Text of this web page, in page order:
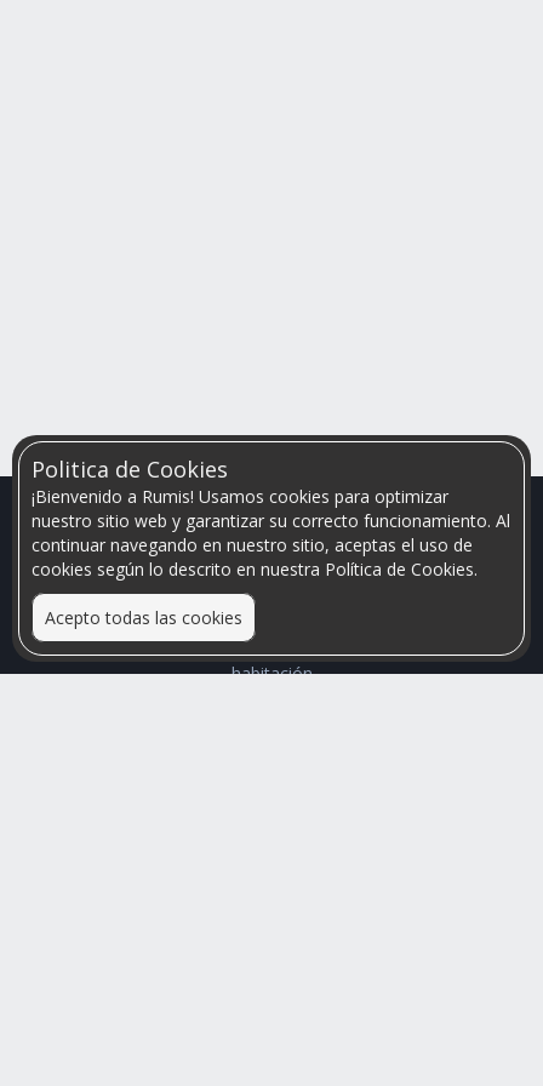
Politica de Cookies
¡Bienvenido a Rumis! Usamos cookies para optimizar
nuestro sitio web y garantizar su correcto funcionamiento. Al
continuar navegando en nuestro sitio, aceptas el uso de
cookies según lo descrito en nuestra Política de Cookies.
Acepto todas las cookies
Relacionamos personas que arriendan con las que buscan una
habitación